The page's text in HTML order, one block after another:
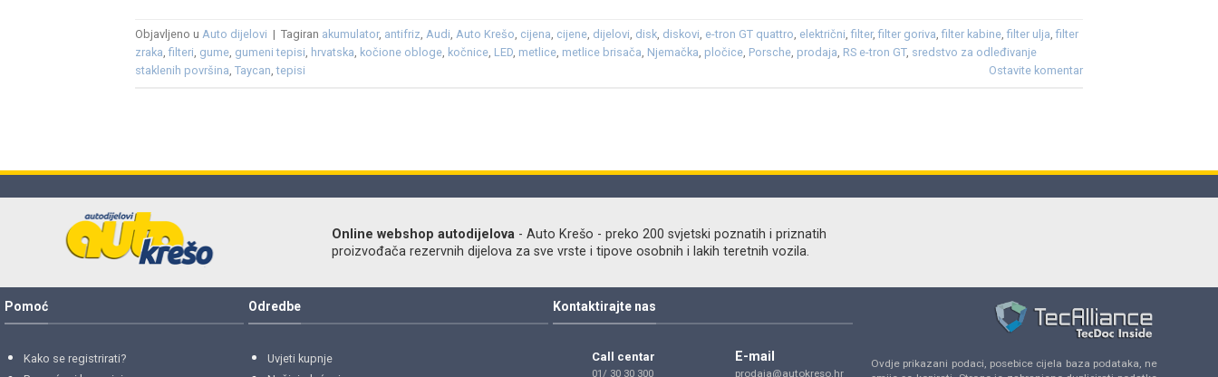
Objavljeno uAuto dijelovi | Tagiran akumulator, antifriz,Audi,Auto Krešo, cijena, cijene, dijelovi, disk, diskovi, e-tron GT quattro, električni,filter,filter goriva,filter kabine,filter ulja,filter
zraka,filteri, gume, gumeni tepisi, hrvatska, kočione obloge, kočnice, LED, metlice, metlice brisača, Njemačka, pločice, Porsche, prodaja, RS e-tron GT, sredstvo za odleđivanje
staklenih površina,Taycan,tepisi Ostavite komentar
Online webshop autodijelova - Auto Krešo - preko 200 svjetski poznatih i priznatih
proizvođača rezervnih dijelova za sve vrste i tipove osobnih i lakih teretnih vozila.
Pomoć
Kako se registrirati?
Odredbe
Uvjeti kupnje
Kontaktirajte nas
Call centar
01/ 30 30 300
E-mail
prodaja@autokreso.hr
Ovdje prikazani podaci, posebice cijela baza podataka, ne